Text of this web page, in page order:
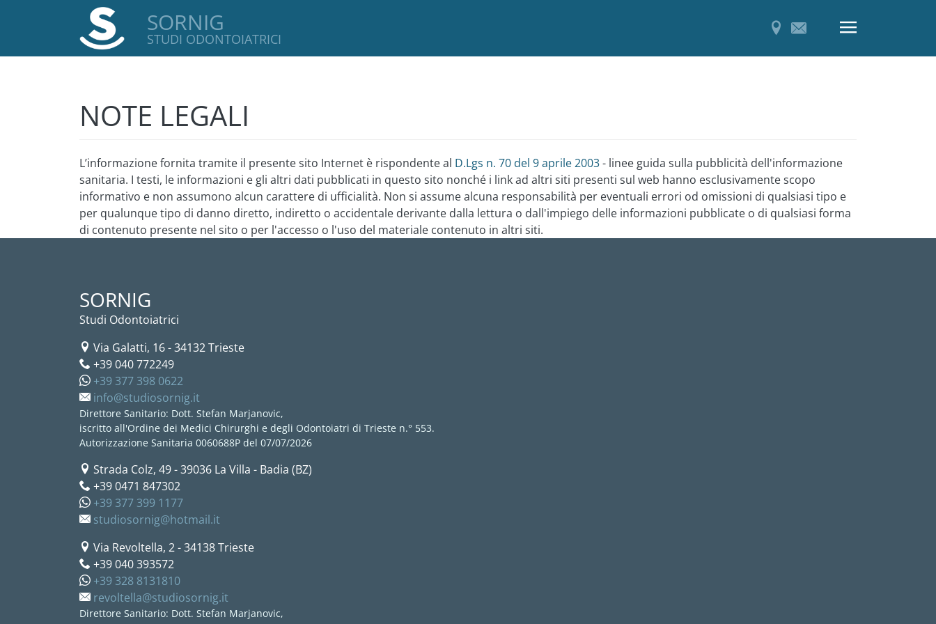
SORNIG
STUDI ODONTOIATRICI
NOTE LEGALI
L’informazione fornita tramite il presente sito Internet è rispondente al D.Lgs n. 70 del 9 aprile 2003- linee guida sulla pubblicità dell'informazione
sanitaria. I testi, le informazioni e gli altri dati pubblicati in questo sito nonché i link ad altri siti presenti sul web hanno esclusivamente scopo
informativo e non assumono alcun carattere di ufficialità. Non si assume alcuna responsabilità per eventuali errori od omissioni di qualsiasi tipo e
per qualunque tipo di danno diretto, indiretto o accidentale derivante dalla lettura o dall'impiego delle informazioni pubblicate o di qualsiasi forma
di contenuto presente nel sito o per l'accesso o l'uso del materiale contenuto in altri siti.
SORNIG
Studi Odontoiatrici
Via Galatti, 16-34132Trieste
+39 040 772249
+39 377 398 0622
info@studiosornig.it
Direttore Sanitario: Dott. Stefan Marjanovic,
iscritto all'Ordine dei Medici Chirurghi e degli Odontoiatri di Trieste n.° 553.
Autorizzazione Sanitaria 0060688P del 07/07/2026
Strada Colz, 49-39036 La Villa - Badia (BZ)
+39 0471 847302
+39 377 399 1177
studiosornig@hotmail.it
Via Revoltella, 2-34138Trieste
+39 040 393572
+39 328 8131810
revoltella@studiosornig.it
Direttore Sanitario: Dott. Stefan Marjanovic,